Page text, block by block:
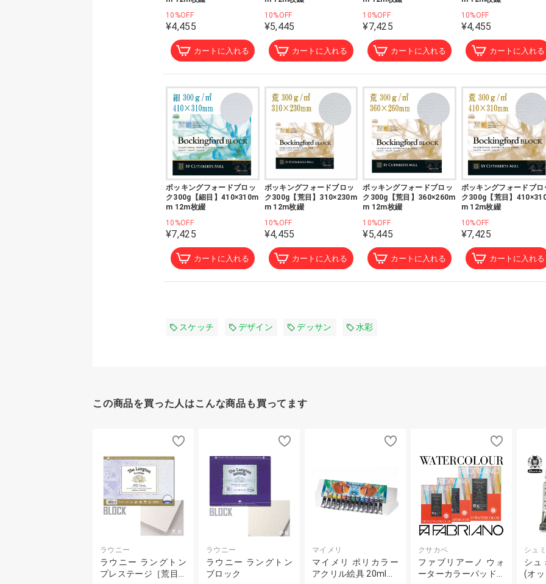
10%OFF
¥4,455
カートに入れる
10%OFF
¥5,445
カートに入れる
10%OFF
¥7,425
カートに入れる
10%OFF
¥4,455
カートに入れる
ボッキングフォードブロッ
ク300g【細目】410×310m
m 12m枚綴
10%OFF
¥7,425
カートに入れる
ボッキングフォードブロッ
ク300g【荒目】310×230m
m 12m枚綴
10%OFF
¥4,455
カートに入れる
ボッキングフォードブロッ
ク300g【荒目】360×260m
m 12m枚綴
10%OFF
¥5,445
カートに入れる
ボッキングフォードブロ
ク300g【荒目】
m 12m枚綴
10%OFF
¥7,425
カートに入れる
スケッチ デザイン デッサン 水彩
この商品を買った人はこんな商品も買ってます
ラウニー
ラウニー ラングトン
プレステージ［荒目…
ラウニー
ラウニー ラングトン
ブロック
マイメリ
マイメリ ポリカラー
アクリル絵具 20ml…
クサカベ
ファブリアーノ ウォ
ーターカラーパッド…
シュ
シュ
(オ